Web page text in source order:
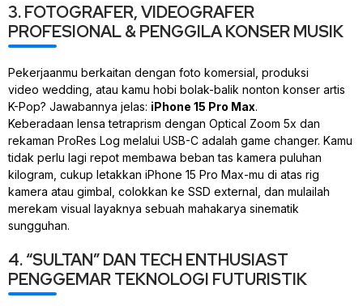
3. FOTOGRAFER, VIDEOGRAFER
PROFESIONAL & PENGGILA KONSER MUSIK
Pekerjaanmu berkaitan dengan foto komersial, produksi
video wedding , atau kamu hobi bolak-balik nonton konser artis
K-Pop? Jawabannya jelas: iPhone 15 Pro Max.
Keberadaan lensa tetraprism dengan Optical Zoom 5x dan
rekaman ProRes Log melalui USB-C adalah game changer. Kamu
tidak perlu lagi repot membawa beban tas kamera puluhan
kilogram, cukup letakkan iPhone 15 Pro Max-mu di atas rig
kamera atau gimbal, colokkan ke SSD external , dan mulailah
merekam visual layaknya sebuah mahakarya sinematik
sungguhan.
4. “SULTAN” DAN TECH ENTHUSIAST
PENGGEMAR TEKNOLOGI FUTURISTIK